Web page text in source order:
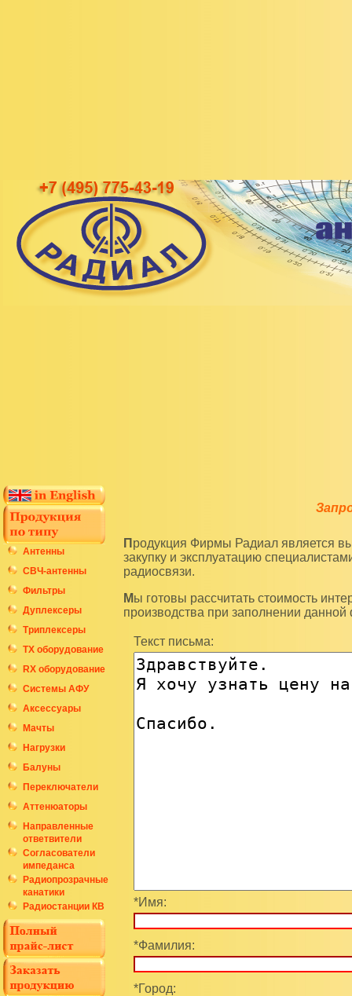
Антенны
СВЧ-антенны
Фильтры
Дуплексеры
Триплексеры
ТХ оборудование
RX оборудование
Системы АФУ
Аксессуары
Мачты
Нагрузки
Балуны
Переключатели
Аттенюаторы
Направленные
ответвители
Согласователи
импеданса
Радиопрозрачные
канатики
Радиостанции КВ
Продукция Фирмы Радиал является высокотехнологичным оборудованием и подразумевает
закупку и эксплуатацию
радиосвязи.
Мы готовы рассчитать стоимость интересующих вас изделий по последним ценам нашего
производства при заполнении
Текст письма:
*Имя:
*Фамилия:
*Город: